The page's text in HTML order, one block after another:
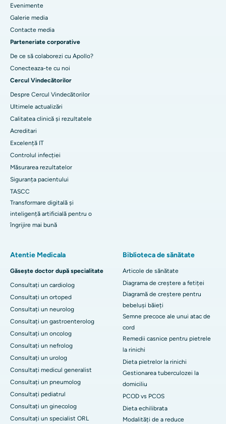
Evenimente
Galerie media
Contacte media
Parteneriate corporative
De ce să colaborezi cu Apollo?
Conecteaza-te cu noi
Cercul Vindecătorilor
Despre Cercul Vindecătorilor
Ultimele actualizări
Calitatea clinică și rezultatele
Acreditari
Excelență IT
Controlul infecției
Măsurarea rezultatelor
Siguranța pacientului
TASCC
Transformare digitală și
inteligență artificială pentru o
îngrijire mai bună
Atentie Medicala
Găsește doctor după specialitate
Consultați un cardiolog
Consultați un ortoped
Consultați un neurolog
Consultați un gastroenterolog
Consultați un oncolog
Consultați un nefrolog
Consultați un urolog
Consultați medicul generalist
Consultați un pneumolog
Consultați pediatrul
Consultați un ginecolog
Consultați un specialist ORL
Biblioteca de sănătate
Articole de sănătate
Diagrama de creștere a fetiței
Diagramă de creștere pentru
bebeluși băieți
Semne precoce ale unui atac de
cord
Remedii casnice pentru pietrele
la rinichi
Dieta pietrelor la rinichi
Gestionarea tuberculozei la
domiciliu
PCOD vs PCOS
Dieta echilibrata
Modalități de a reduce